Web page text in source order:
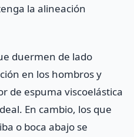
la alineación
duermen de lado
en los hombros y
de espuma viscoelástica
En cambio, los que
o boca abajo se